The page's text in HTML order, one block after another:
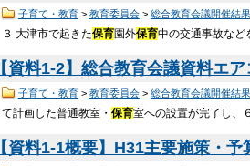
子育て・教育> 教育委員会> 総合教育会議開催結果
３ 大津市で起きた保育園外保育中の交通事故な
【資料1-2】総合教育会議資料エ
子育て・教育> 教育委員会> 総合教育会議開催結果
て計画した普通教室・保育室への設置が完了し、
【資料1-1概要】H31主要施策・予